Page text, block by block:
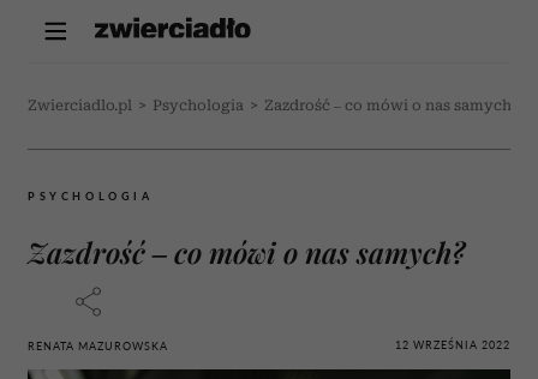
Zwierciadlo.pl > Psychologia > Zazdrość – co mówi o nas samych?
PSYCHOLOGIA
Zazdrość – co mówi o nas samych?
RENATA MAZUROWSKA 12 WRZEŚNIA 2022